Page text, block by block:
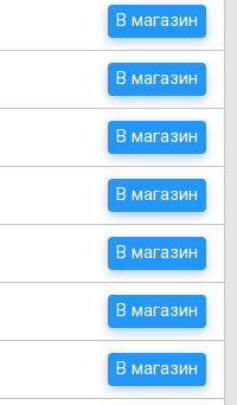
В магазин
В магазин
В магазин
В магазин
В магазин
В магазин
В магазин